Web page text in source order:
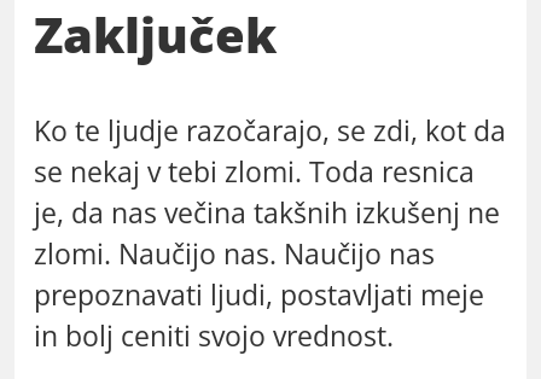
Zaključek
Ko te ljudje razočarajo, se zdi, kot da
se nekaj v tebi zlomi. Toda resnica
je, da nas večina takšnih izkušenj ne
zlomi. Naučijo nas. Naučijo nas
prepoznavati ljudi, postavljati meje
in bolj ceniti svojo vrednost.